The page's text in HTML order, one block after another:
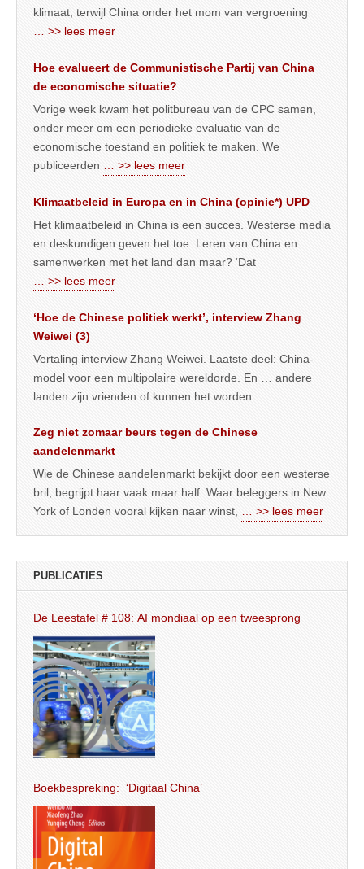
klimaat, terwijl China onder het mom van vergroening
… >> lees meer
Hoe evalueert de Communistische Partij van China
de economische situatie?
Vorige week kwam het politbureau van de CPC samen,
onder meer om een periodieke evaluatie van de
economische toestand en politiek te maken. We
publiceerden
… >> lees meer
Klimaatbeleid in Europa en in China (opinie*) UPD
Het klimaatbeleid in China is een succes. Westerse media
en deskundigen geven het toe. Leren van China en
samenwerken met het land dan maar? ‘Dat
… >> lees meer
‘Hoe de Chinese politiek werkt’, interview Zhang
Weiwei (3)
Vertaling interview Zhang Weiwei. Laatste deel: China-
model voor een multipolaire wereldorde. En … andere
landen zijn vrienden of kunnen het worden.
Zeg niet zomaar beurs tegen de Chinese
aandelenmarkt
Wie de Chinese aandelenmarkt bekijkt door een westerse
bril, begrijpt haar vaak maar half. Waar beleggers in New
York of Londen vooral kijken naar winst,
… >> lees meer
PUBLICATIES
De Leestafel # 108: AI mondiaal op een tweesprong
Boekbespreking: ‘Digitaal China’